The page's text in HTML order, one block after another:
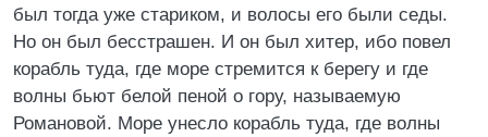
был тогда уже стариком, и волосы его были седы.
Но он был бесстрашен. И он был хитер, ибо повел
корабль туда, где море стремится к берегу и где
волны бьют белой пеной о гору, называемую
Романовой. Море унесло корабль туда, где волны